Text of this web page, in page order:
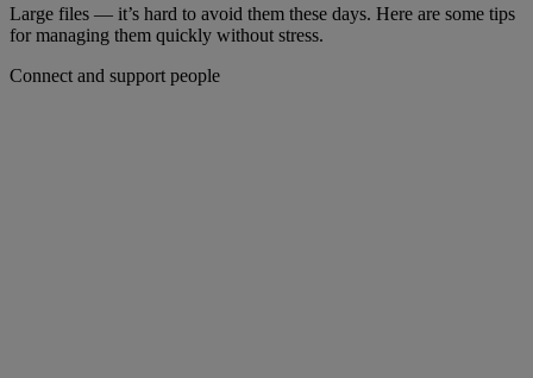
Large files — it’s hard to avoid them these days. Here are some tips
for managing them quickly without stress.
Connect and support people